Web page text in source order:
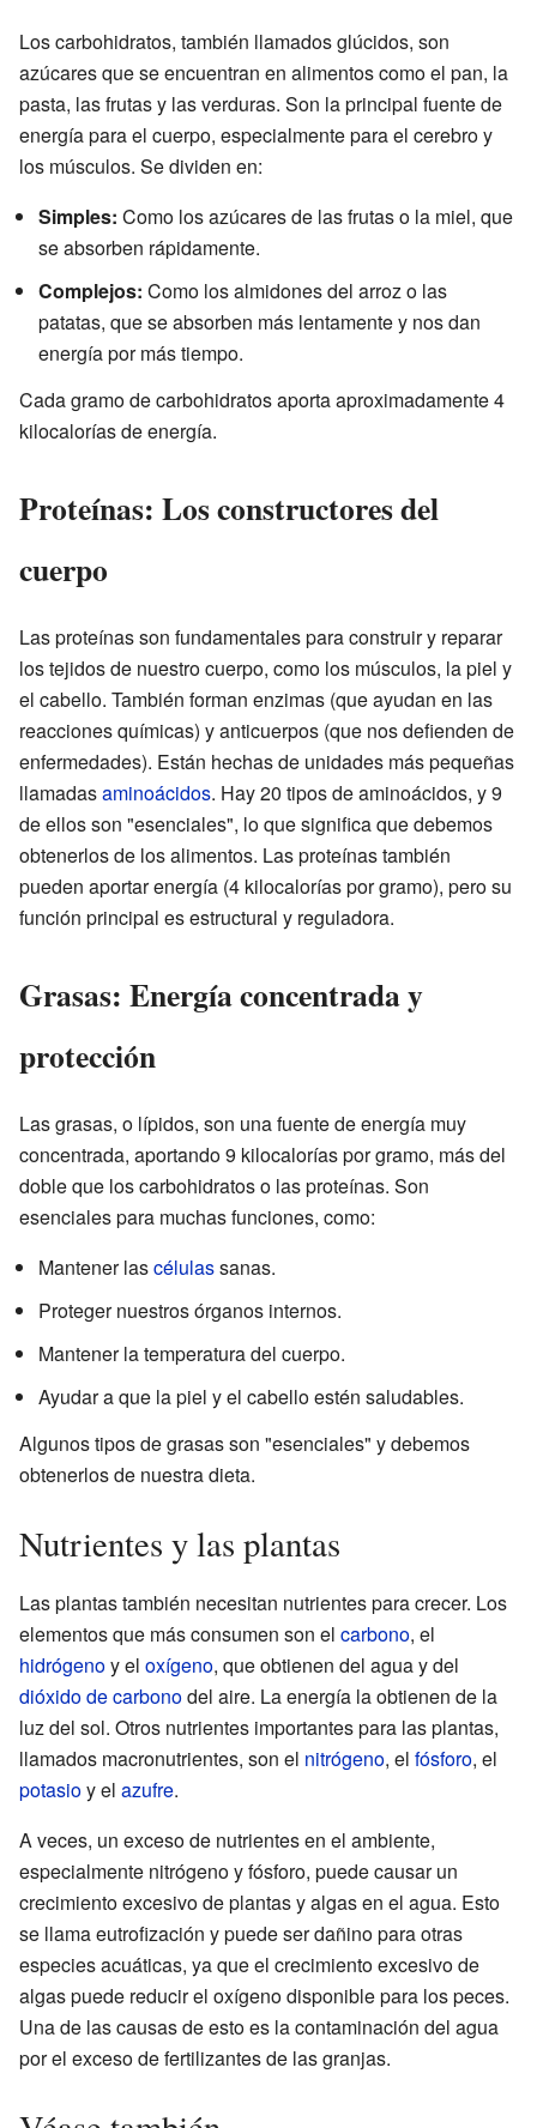
Los carbohidratos, también llamados glúcidos, son
azúcares que se encuentran en alimentos como el pan, la
pasta, las frutas y las verduras. Son la principal fuente de
energía para el cuerpo, especialmente para el cerebro y
los músculos. Se dividen en:
Simples: Como los azúcares de las frutas o la miel, que
se absorben rápidamente.
Complejos: Como los almidones del arroz o las
patatas, que se absorben más lentamente y nos dan
energía por más tiempo.
Cada gramo de carbohidratos aporta aproximadamente 4
kilocalorías de energía.
Proteínas: Los constructores del
cuerpo
Las proteínas son fundamentales para construir y reparar
los tejidos de nuestro cuerpo, como los músculos, la piel y
el cabello. También forman enzimas (que ayudan en las
reacciones químicas) y anticuerpos (que nos defienden de
enfermedades). Están hechas de unidades más pequeñas
llamadasaminoácidos. Hay 20 tipos de aminoácidos, y 9
de ellos son "esenciales", lo que significa que debemos
obtenerlos de los alimentos. Las proteínas también
pueden aportar energía (4 kilocalorías por gramo), pero su
función principal es estructural y reguladora.
Grasas: Energía concentrada y
protección
Las grasas, o lípidos, son una fuente de energía muy
concentrada, aportando 9 kilocalorías por gramo, más del
doble que los carbohidratos o las proteínas. Son
esenciales para muchas funciones, como:
Mantener lascélulassanas.
Proteger nuestros órganos internos.
Mantener la temperatura del cuerpo.
Ayudar a que la piel y el cabello estén saludables.
Algunos tipos de grasas son "esenciales" y debemos
obtenerlos de nuestra dieta.
Nutrientes y las plantas
Las plantas también necesitan nutrientes para crecer. Los
elementos que más consumen son el carbono, el
hidrógenoy el oxígeno, que obtienen del agua y del
dióxido de carbonodel aire. La energía la obtienen de la
luz del sol. Otros nutrientes importantes para las plantas,
llamados macronutrientes, son el nitrógeno, el fósforo, el
potasioy el azufre.
A veces, un exceso de nutrientes en el ambiente,
especialmente nitrógeno y fósforo, puede causar un
crecimiento excesivo de plantas y algas en el agua. Esto
se llama eutrofización y puede ser dañino para otras
especies acuáticas, ya que el crecimiento excesivo de
algas puede reducir el oxígeno disponible para los peces.
Una de las causas de esto es la contaminación del agua
por el exceso de fertilizantes de las granjas.